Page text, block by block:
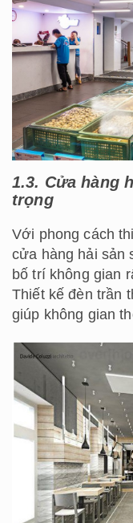
1.3. Cửa hàng
trọng
Với phong cách
cửa hàng hải sản
bố trí không gian
Thiết kế đèn trần
giúp không gian